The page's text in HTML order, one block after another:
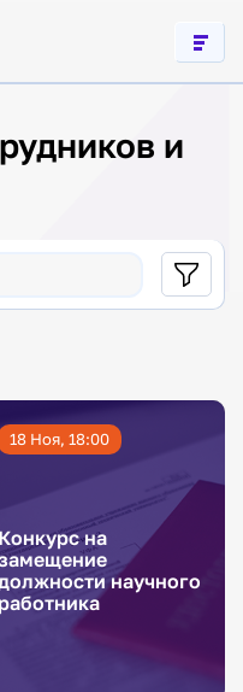
и
18 Ноя, 18:00
Конкурс на
научного
работника